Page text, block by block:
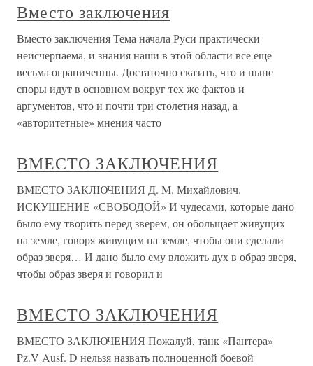
Вместо заключения
Вместо заключения Тема начала Руси практически
неисчерпаема, и знания наши в этой области все еще
весьма ограниченны. Достаточно сказать, что и ныне
споры идут в основном вокруг тех же фактов и
аргументов, что и почти три столетия назад, а
«авторитетные» мнения часто
ВМЕСТО ЗАКЛЮЧЕНИЯ
ВМЕСТО ЗАКЛЮЧЕНИЯ Д. М. Михайлович.
ИСКУШЕНИЕ «СВОБОДОЙ» И чудесами, которые дано
было ему творить перед зверем, он обольщает живущих
на земле, говоря живущим на земле, чтобы они сделали
образ зверя… И дано было ему вложить дух в образ зверя,
чтобы образ зверя и говорил и
ВМЕСТО ЗАКЛЮЧЕНИЯ
ВМЕСТО ЗАКЛЮЧЕНИЯ Пожалуй, танк «Пантера»
Pz.V Ausf. D нельзя назвать полноценной боевой